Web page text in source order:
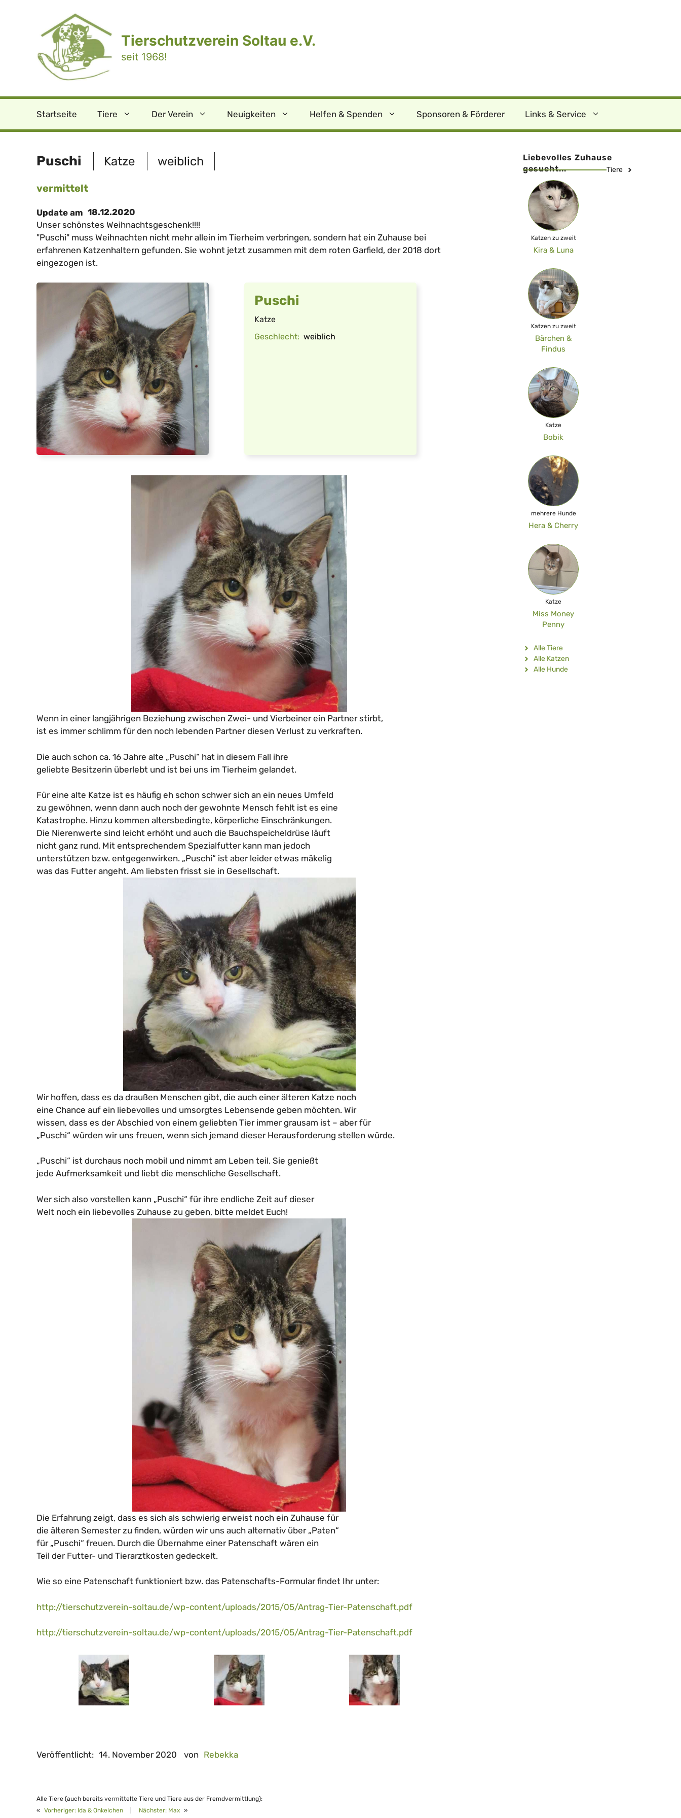
Tierschutzverein Soltau e.V.
seit 1968!
Startseite Tiere Der Verein Neuigkeiten Helfen & Spenden Sponsoren & Förderer Links & Service
Puschi Katze weiblich
vermittelt
Update am 18.12.2020
Unser schönstes Weihnachtsgeschenk!!!!
"Puschi" muss Weihnachten nicht mehr allein im Tierheim verbringen, sondern hat ein Zuhause bei
erfahrenen Katzenhaltern gefunden. Sie wohnt jetzt zusammen mit dem roten Garfield, der 2018 dort
eingezogen ist.
Puschi
Katze
Geschlecht: weiblich
Wenn in einer langjährigen Beziehung zwischen Zwei- und Vierbeiner ein Partner stirbt,
ist es immer schlimm für den noch lebenden Partner diesen Verlust zu verkraften.
Die auch schon ca. 16 Jahre alte „Puschi“ hat in diesem Fall ihre
geliebte Besitzerin überlebt und ist bei uns im Tierheim gelandet.
Für eine alte Katze ist es häufig eh schon schwer sich an ein neues Umfeld
zu gewöhnen, wenn dann auch noch der gewohnte Mensch fehlt ist es eine
Katastrophe. Hinzu kommen altersbedingte, körperliche Einschränkungen.
Die Nierenwerte sind leicht erhöht und auch die Bauchspeicheldrüse läuft
nicht ganz rund. Mit entsprechendem Spezialfutter kann man jedoch
unterstützen bzw. entgegenwirken. „Puschi“ ist aber leider etwas mäkelig
was das Futter angeht. Am liebsten frisst sie in Gesellschaft.
Wir hoffen, dass es da draußen Menschen gibt, die auch einer älteren Katze noch
eine Chance auf ein liebevolles und umsorgtes Lebensende geben möchten. Wir
wissen, dass es der Abschied von einem geliebten Tier immer grausam ist – aber für
„Puschi“ würden wir uns freuen, wenn sich jemand dieser Herausforderung stellen würde.
„Puschi“ ist durchaus noch mobil und nimmt am Leben teil. Sie genießt
jede Aufmerksamkeit und liebt die menschliche Gesellschaft.
Wer sich also vorstellen kann „Puschi“ für ihre endliche Zeit auf dieser
Welt noch ein liebevolles Zuhause zu geben, bitte meldet Euch!
Die Erfahrung zeigt, dass es sich als schwierig erweist noch ein Zuhause für
die älteren Semester zu finden, würden wir uns auch alternativ über „Paten“
für „Puschi“ freuen. Durch die Übernahme einer Patenschaft wären ein
Teil der Futter- und Tierarztkosten gedeckelt.
Wie so eine Patenschaft funktioniert bzw. das Patenschafts-Formular findet Ihr unter:
http://tierschutzverein-soltau.de/wp-content/uploads/2015/05/Antrag-Tier-Patenschaft.pdf
http://tierschutzverein-soltau.de/wp-content/uploads/2015/05/Antrag-Tier-Patenschaft.pdf
Veröffentlicht: 14. November 2020 von Rebekka
Alle Tiere (auch bereits vermittelte Tiere und Tiere aus der Fremdvermittlung):
« Vorheriger: Ida & Onkelchen Nächster: Max »
Liebevolles Zuhause
gesucht...
Tiere
Katzen zu zweit
Kira & Luna
Katzen zu zweit
Bärchen &
Findus
Katze
Bobik
mehrere Hunde
Hera & Cherry
Katze
Miss Money
Penny
Alle Tiere
Alle Katzen
Alle Hunde